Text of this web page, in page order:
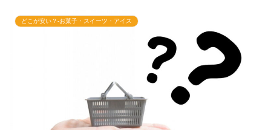
どこが安い？-お菓子・スイーツ・アイス